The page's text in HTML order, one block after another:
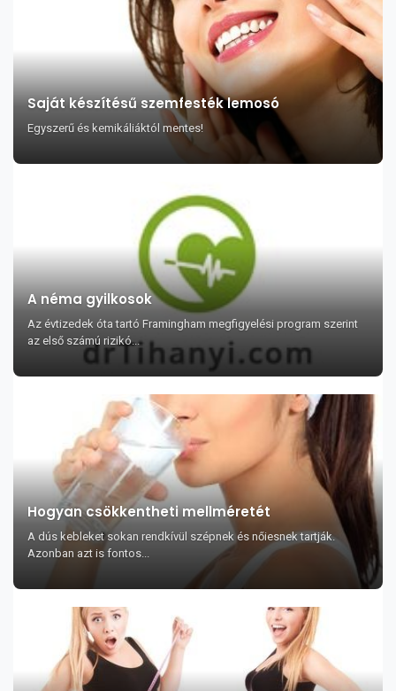
Saját készítésű szemfesték lemosó
Egyszerű és kemikáliáktól mentes!
A néma gyilkosok
Az évtizedek óta tartó Framingham megfigyelési program szerint
az első számú rizikó...
Hogyan csökkentheti mellméretét
A dús kebleket sokan rendkívül szépnek és nőiesnek tartják.
Azonban azt is fontos...